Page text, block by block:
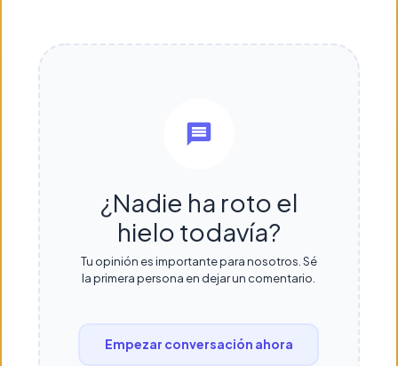
¿Nadie ha roto el
hielo todavía?
Tu opinión es importante para nosotros. Sé
la primera persona en dejar un comentario.
Empezar conversación ahora